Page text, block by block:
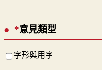
*意見類型
字形與用字